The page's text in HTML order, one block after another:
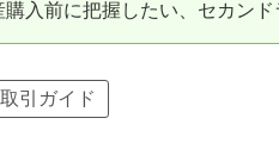
）
しい流れ
にくい住宅購入 中古
購入前に把握したい、セカン
引ガイド